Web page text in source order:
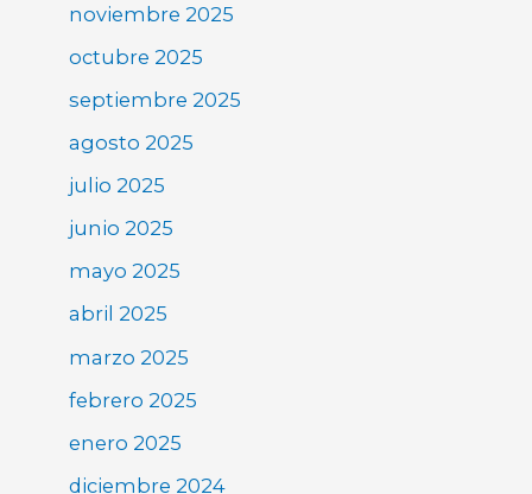
noviembre 2025
octubre 2025
septiembre 2025
agosto 2025
julio 2025
junio 2025
mayo 2025
abril 2025
marzo 2025
febrero 2025
enero 2025
diciembre 2024